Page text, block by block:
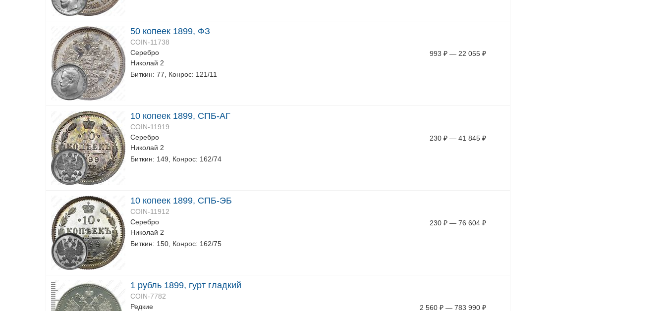
50 копеек 1899, ФЗ
COIN-11738
Серебро
Николай 2
Биткин: 77, Конрос: 121/11
993 ₽ — 22 055 ₽
10 копеек 1899, СПБ-АГ
COIN-11919
Серебро
Николай 2
Биткин: 149, Конрос: 162/74
230 ₽ — 41 845 ₽
10 копеек 1899, СПБ-ЭБ
COIN-11912
Серебро
Николай 2
Биткин: 150, Конрос: 162/75
230 ₽ — 76 604 ₽
1 рубль 1899, гурт гладкий
COIN-7782
Редкие
2 560 ₽ — 783 990 ₽